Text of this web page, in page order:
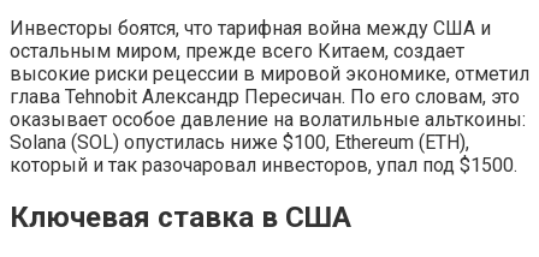
Инвесторы боятся, что тарифная война между США и
остальным миром, прежде всего Китаем, создает
высокие риски рецессии в мировой экономике, отметил
глава Tehnobit Александр Пересичан. По его словам, это
оказывает особое давление на волатильные альткоины:
Solana (SOL) опустилась ниже $100, Ethereum (ETH),
который и так разочаровал инвесторов, упал под $1500.
Ключевая ставка в США